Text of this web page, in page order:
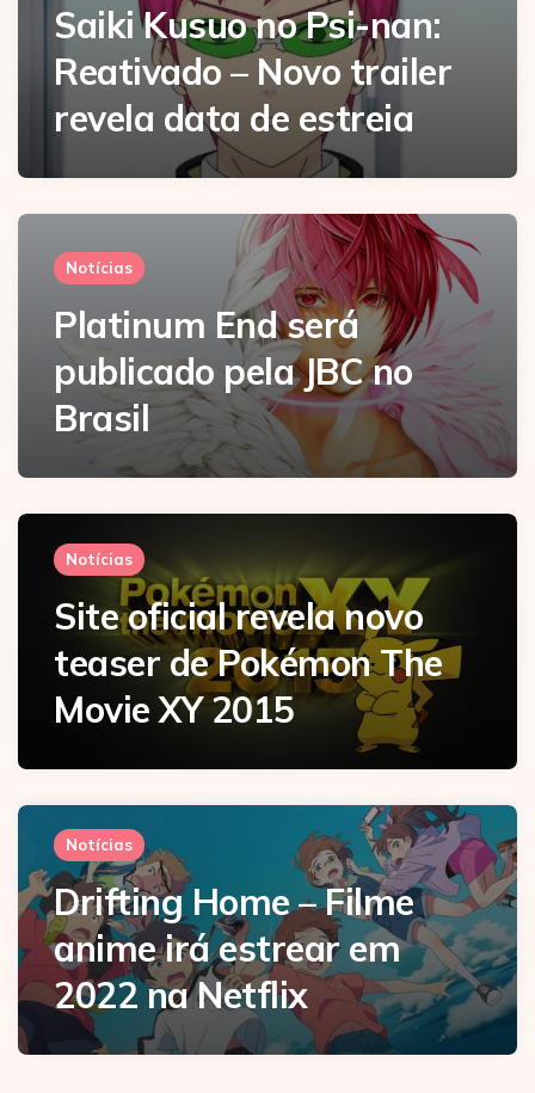
Saiki Kusuo no Psi-nan:
Reativado – Novo trailer
revela data de estreia
Notícias
Platinum End será
publicado pela JBC no
Brasil
Notícias
Site oficial revela novo
teaser de Pokémon The
Movie XY 2015
Notícias
Drifting Home – Filme
anime irá estrear em
2022 na Netflix